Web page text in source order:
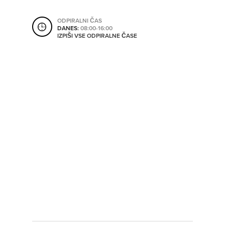
SO ODPRTA V
ODPIRALNI ČAS
DANES:08:00-16:00
IZPIŠI VSE ODPIRALNE ČASE